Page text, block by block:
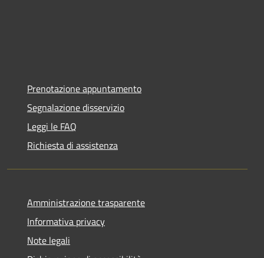
Prenotazione appuntamento
Segnalazione disservizio
Leggi le FAQ
Richiesta di assistenza
Amministrazione trasparente
Informativa privacy
Note legali